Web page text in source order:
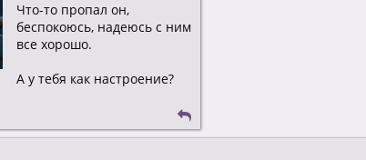
Что-то пропал он,
беспокоюсь, надеюсь с ним
все хорошо.
А у тебя как настроение?